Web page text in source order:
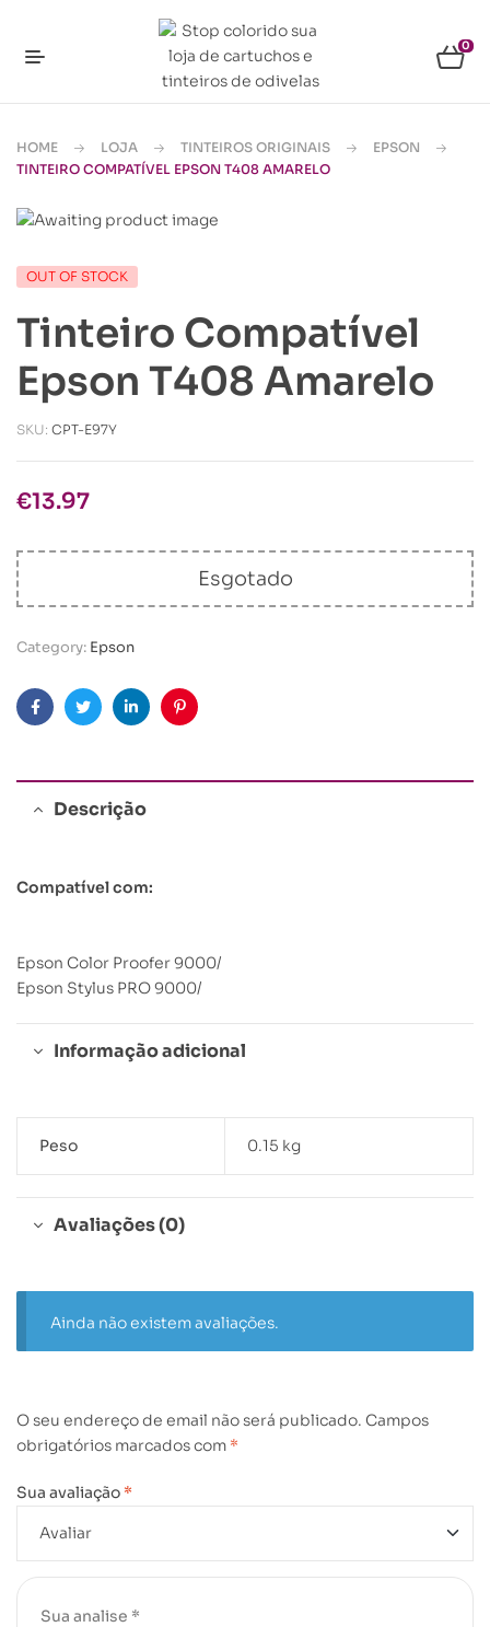
0
HOME LOJA TINTEIROS ORIGINAIS
EPSON
TINTEIRO COMPATÍVEL EPSON T408 AMARELO
OUT OF STOCK
Tinteiro Compatível
Epson T408 Amarelo
SKU: CPT-E97Y
€13.97
Esgotado
Category: Epson
FacebookTwitterLinkedinPinterest
Descrição
Compatível com:
Epson Color Proofer 9000/
Epson Stylus PRO 9000/
Informação adicional
Peso 0.15 kg
Avaliações (0)
Ainda não existem avaliações.
O seu endereço de email não será publicado. Campos
obrigatórios marcados com *
Sua avaliação *